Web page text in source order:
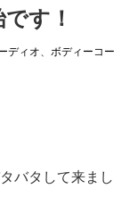
す！
ディオ、 ボディーコー
バタして来まし